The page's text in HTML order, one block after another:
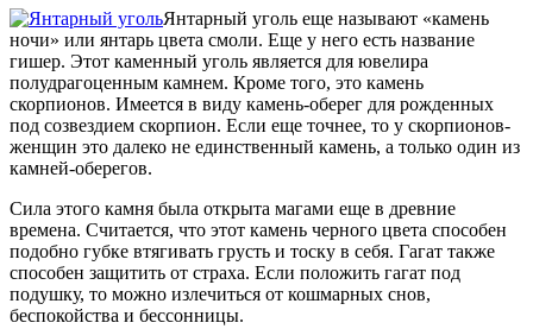
Янтарный уголь еще называют «камень
ночи» или янтарь цвета смоли. Еще у него есть название
гишер. Этот каменный уголь является для ювелира
полудрагоценным камнем. Кроме того, это камень
скорпионов. Имеется в виду камень-оберег для рожденных
под созвездием скорпион. Если еще точнее, то у скорпионов-
женщин это далеко не единственный камень, а только один из
камней-оберегов.
Сила этого камня была открыта магами еще в древние
времена. Считается, что этот камень черного цвета способен
подобно губке втягивать грусть и тоску в себя. Гагат также
способен защитить от страха. Если положить гагат под
подушку, то можно излечиться от кошмарных снов,
беспокойства и бессонницы.